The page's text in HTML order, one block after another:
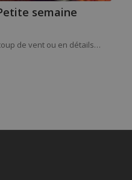
semaine
de vent ou en détails…